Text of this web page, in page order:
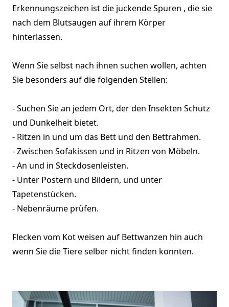
Erkennungszeichen ist die juckende Spuren , die sie
nach dem Blutsaugen auf ihrem Körper
hinterlassen.
Wenn Sie selbst nach ihnen suchen wollen, achten
Sie besonders auf die folgenden Stellen:
- Suchen Sie an jedem Ort, der den Insekten Schutz
und Dunkelheit bietet.
- Ritzen in und um das Bett und den Bettrahmen.
- Zwischen Sofakissen und in Ritzen von Möbeln.
- An und in Steckdosenleisten.
- Unter Postern und Bildern, und unter
Tapetenstücken.
- Nebenräume prüfen.
Flecken vom Kot weisen auf Bettwanzen hin auch
wenn Sie die Tiere selber nicht finden konnten.